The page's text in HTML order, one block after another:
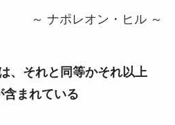
～ ナポレオン・ヒル ～
、それと同等かそれ以上
含まれている